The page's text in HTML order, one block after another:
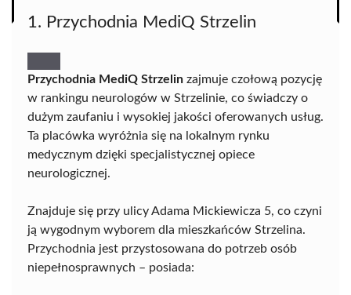
1. Przychodnia MediQ Strzelin
Przychodnia MediQ Strzelin zajmuje czołową pozycję
w rankingu neurologów w Strzelinie, co świadczy o
dużym zaufaniu i wysokiej jakości oferowanych usług.
Ta placówka wyróżnia się na lokalnym rynku
medycznym dzięki specjalistycznej opiece
neurologicznej.
Znajduje się przy ulicy Adama Mickiewicza 5, co czyni
ją wygodnym wyborem dla mieszkańców Strzelina.
Przychodnia jest przystosowana do potrzeb osób
niepełnosprawnych – posiada: